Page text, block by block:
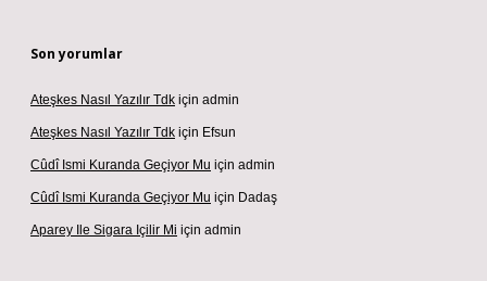
Son yorumlar
Ateşkes Nasıl Yazılır Tdk için admin
Ateşkes Nasıl Yazılır Tdk için Efsun
Cûdî Ismi Kuranda Geçiyor Mu için admin
Cûdî Ismi Kuranda Geçiyor Mu için Dadaş
Aparey Ile Sigara Içilir Mi için admin